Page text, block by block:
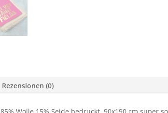
Rezensionen (0)
85% Wolle 15% Seide bedruckt. 90x190 cm super